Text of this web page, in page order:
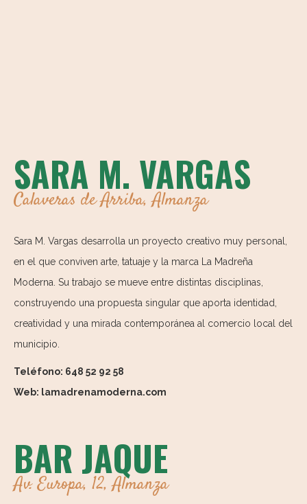
SARA M. VARGAS
Calaveras de Arriba, Almanza
Sara M. Vargas desarrolla un proyecto creativo muy personal,
en el que conviven arte, tatuaje y la marca La Madreña
Moderna. Su trabajo se mueve entre distintas disciplinas,
construyendo una propuesta singular que aporta identidad,
creatividad y una mirada contemporánea al comercio local del
municipio.
Teléfono: 648 52 92 58
Web: lamadrenamoderna.com
BAR JAQUE
Av. Europa, 12, Almanza